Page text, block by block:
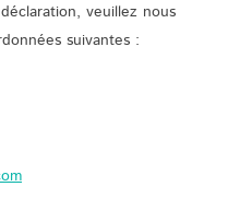
veuillez nous
suivantes :